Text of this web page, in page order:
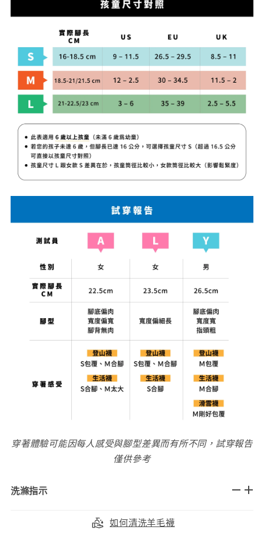
穿著體驗可能因每人感受與腳型差異而有所不同，試穿報告
僅供參考
洗滌指示
如何清洗羊毛襪